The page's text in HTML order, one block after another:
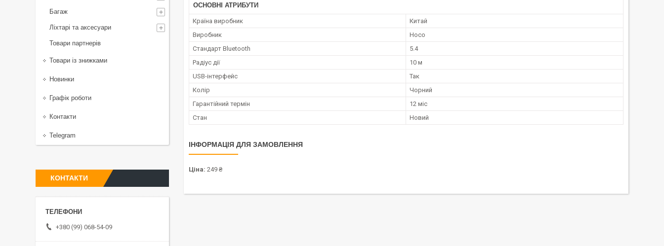
ОСНОВНІ АТРИБУТИ
Країна виробник
Китай
Виробник
Hoco
Стандарт Bluetooth
5.4
Радіус дії
10 м
USB-інтерфейс
Так
Колір
Чорний
Гарантійний термін
12 міс
Стан
Новий
ІНФОРМАЦІЯ ДЛЯ ЗАМОВЛЕННЯ
Ціна: 249 ₴
Багаж
Ліхтарі та аксесуари
Товари партнерів
Товари із знижками
Новинки
Графік роботи
Контакти
Telegram
КОНТАКТИ
+380 (99) 068-54-09